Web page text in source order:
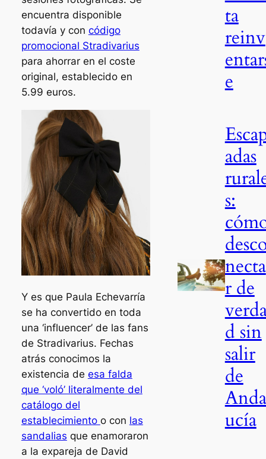
encuentra disponible
todavía y con código
promocional Stradivarius
para ahorrar en el coste
original, establecido en
5.99 euros.
Y es que Paula Echevarría
se ha convertido en toda
una ‘influencer’ de las fans
de Stradivarius. Fechas
atrás conocimos la
existencia de esa falda
que ‘voló’ literalmente del
catálogo del
establecimiento o con las
sandalias que enamoraron
a la expareja de David
ta
reinv
e
adas
s:
necta
r de
d sin
salir
de
ucía